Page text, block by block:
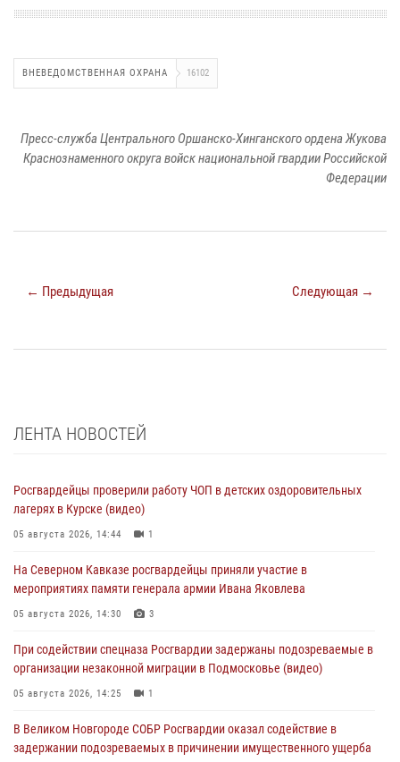
ВНЕВЕДОМСТВЕННАЯ ОХРАНА 16102
Пресс-служба Центрального Оршанско-Хинганского ордена Жукова
Краснознаменного округа войск национальной гвардии Российской
Федерации
← Предыдущая Следующая →
ЛЕНТА НОВОСТЕЙ
Росгвардейцы проверили работу ЧОП в детских оздоровительных
лагерях в Курске (видео)
05 августа 2026, 14:44 1
На Северном Кавказе росгвардейцы приняли участие в
мероприятиях памяти генерала армии Ивана Яковлева
05 августа 2026, 14:30 3
При содействии спецназа Росгвардии задержаны подозреваемые в
организации незаконной миграции в Подмосковье (видео)
05 августа 2026, 14:25 1
В Великом Новгороде СОБР Росгвардии оказал содействие в
задержании подозреваемых в причинении имущественного ущерба